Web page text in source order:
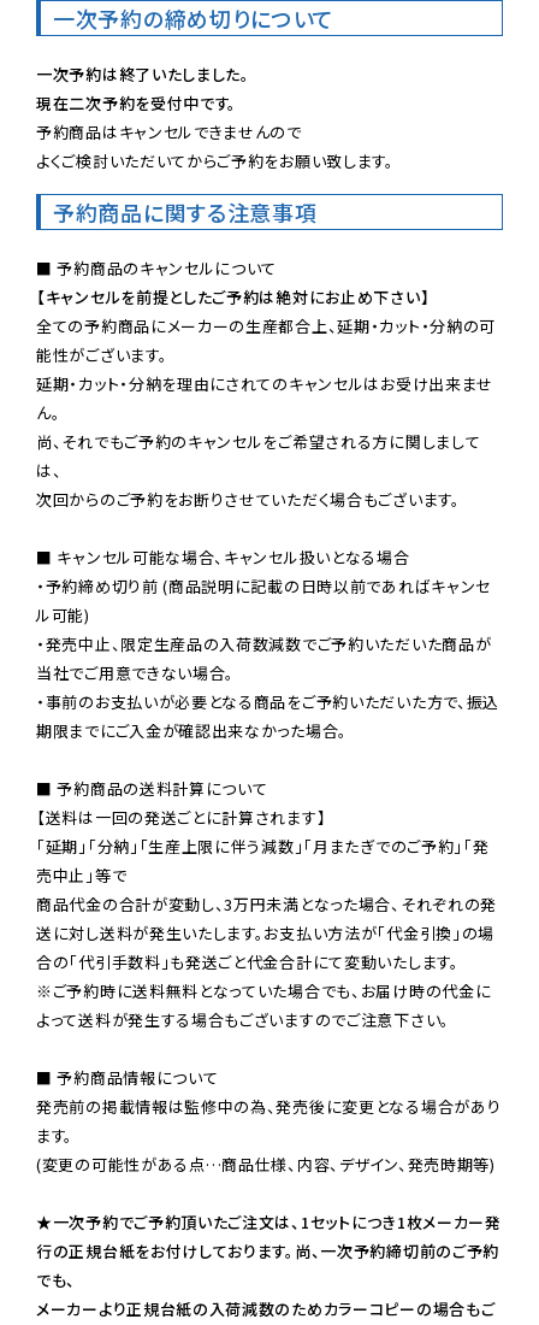
一次予約の締め切りについて
一次予約は終了いたしました。
現在二次予約を受付中です。
予約商品はキャンセルできませんので
よくご検討いただいてからご予約をお願い致します。
予約商品に関する注意事項
【キャンセルを前提としたご予約は絶対にお止め下さい】
全ての予約商品にメーカーの生産都合上、延期・カット・分納の可
能性がございます。
延期・カット・分納を理由にされてのキャンセルはお受け出来ませ
ん。
尚、それでもご予約のキャンセルをご希望される方に関しまして
は、
次回からのご予約をお断りさせていただく場合もございます。
■ キャンセル可能な場合、キャンセル扱いとなる場合
・予約締め切り前 (商品説明に記載の日時以前であればキャンセ
ル可能)
・発売中止、限定生産品の入荷数減数でご予約いただいた商品が
当社でご用意できない場合。
・事前のお支払いが必要となる商品をご予約いただいた方で、振込
期限までにご入金が確認出来なかった場合。
■ 予約商品の送料計算について
【送料は一回の発送ごとに計算されます】
「延期」「分納」「生産上限に伴う減数」「月またぎでのご予約」「発
売中止」等で
商品代金の合計が変動し、3万円未満となった場合、それぞれの発
送に対し送料が発生いたします。お支払い方法が「代金引換」の場
※ご予約時に送料無料となっていた場合でも、お届け時の代金に
よって送料が発生する場合もございますのでご注意下さい。
■ 予約商品情報について
発売前の掲載情報は監修中の為、発売後に変更となる場合があり
ます。
(変更の可能性がある点…商品仕様、内容、デザイン、発売時期等)
★一次予約でご予約頂いたご注文は、1セットにつき1枚メーカー発
行の正規台紙をお付けしております。尚、一次予約締切前のご予約
でも、
メーカーより正規台紙の入荷減数のためカラーコピーの場合もご